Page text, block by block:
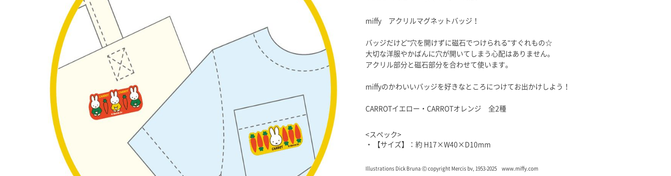
miffy アクリルマグネットバッジ！
バッジだけど"穴を開けずに磁石でつけられる"すぐれもの☆
大切な洋服やかばんに穴が開いてしまう心配はありません。
アクリル部分と磁石部分を合わせて使います。
miffyのかわいいバッジを好きなところにつけてお出かけしよう！
CARROTイエロー・CARROTオレンジ 全2種
<スペック>
【サイズ】：約 H17×W40×D10mm
Illustrations Dick Bruna Ⓒ copyright Mercis bv, 1953-2025 www.miffy.com